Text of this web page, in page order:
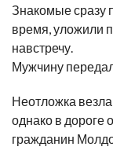
Знакомые сразу
время, уложили
навстречу.
Мужчину
Неотложка
однако в дороге
гражданин